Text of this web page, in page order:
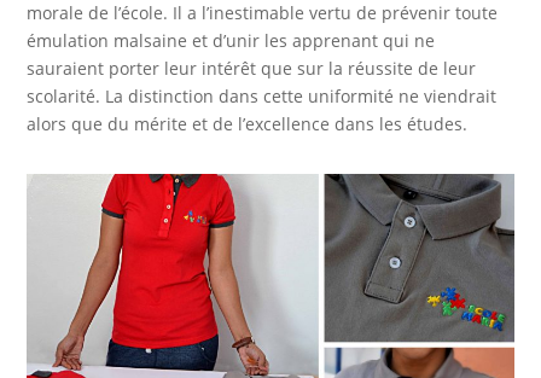
morale de l’école. Il a l’inestimable vertu de prévenir toute
émulation malsaine et d’unir les apprenant qui ne
sauraient porter leur intérêt que sur la réussite de leur
scolarité. La distinction dans cette uniformité ne viendrait
alors que du mérite et de l’excellence dans les études.